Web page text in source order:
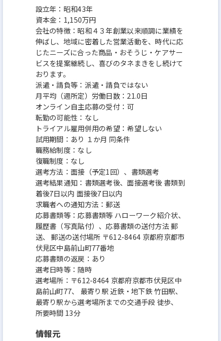
設立年：昭和43年
資本金：1,150万円
会社の特徴：昭和４３年創業以来順調に業績を
伸ばし、地域に密着した営業活動を、時代に応
じたニーズに合った商品・おそうじ・ケアサー
ビスを提案継続し、喜びのタネまきをし続けて
おります。
派遣・請負等：派遣・請負ではない
月平均（週所定）労働日数：21.0日
オンライン自主応募の受付：可
転勤の可能性：なし
トライアル雇用併用の希望：希望しない
試用期間：あり １か月 同条件
職務給制度：なし
復職制度：なし
選考方法：面接（予定1回）、書類選考
選考結果通知：書類選考後、面接選考後 書類到
着後7日以内 面接後7日以内
求職者への通知方法：郵送
応募書類等：応募書類等 ハローワーク紹介状、
履歴書（写真貼付）、応募書類の送付方法 郵
送、 郵送の送付場所 〒612-8464 京都府京都市
伏見区中島前山町77番地
応募書類の返戻：あり
選考日時等：随時
選考場所：〒612-8464 京都府京都市伏見区中
島前山町77、 最寄り駅 近鉄・地下鉄 竹田駅、
最寄り駅から選考場所までの交通手段 徒歩、
所要時間 13分
情報元